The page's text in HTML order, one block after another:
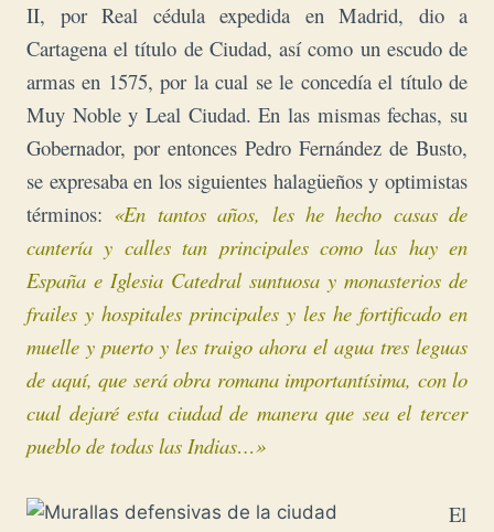
II, por Real cédula expedida en Madrid, dio a
Cartagena el título de Ciudad, así como un escudo de
armas en 1575, por la cual se le concedía el título de
Muy Noble y Leal Ciudad. En las mismas fechas, su
Gobernador, por entonces Pedro Fernández de Busto,
se expresaba en los siguientes halagüeños y optimistas
términos: «En tantos años, les he hecho casas de
cantería y calles tan principales como las hay en
España e Iglesia Catedral suntuosa y monasterios de
frailes y hospitales principales y les he fortificado en
muelle y puerto y les traigo ahora el agua tres leguas
de aquí, que será obra romana importantísima, con lo
cual dejaré esta ciudad de manera que sea el tercer
pueblo de todas las Indias…»
El